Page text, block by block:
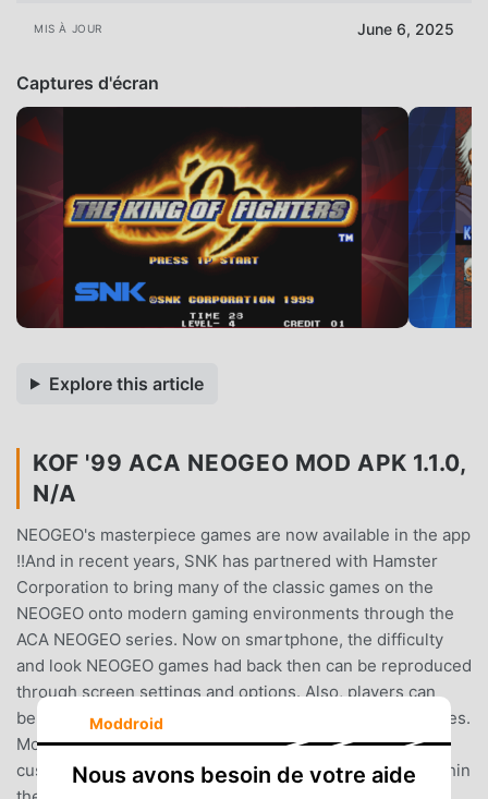
MIS À JOUR June 6, 2025
Captures d'écran
Explore this article
KOF '99 ACA NEOGEO MOD APK 1.1.0,
N/A
NEOGEO's masterpiece games are now available in the app
!!And in recent years, SNK has partnered with Hamster
Corporation to bring many of the classic games on the
NEOGEO onto modern gaming environments through the
ACA NEOGEO series. Now on smartphone, the difficulty
and look NEOGEO games had back then can be reproduced
through screen settings and options. Also, players can
benefit from online features such as online ranking modes.
More, it features quick save/load and virtual pad
customization functions to support comfortable play within
Moddroid
Nous avons besoin de votre aide